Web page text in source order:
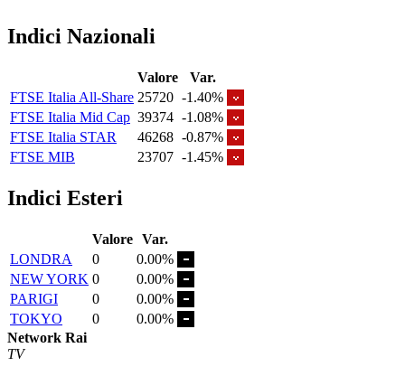
Indici Nazionali
Valore
Var.
FTSE Italia All-Share 25720 -1.40%
FTSE Italia Mid Cap 39374 -1.08%
FTSE Italia STAR
46268 -0.87%
FTSE MIB
23707 -1.45%
Indici Esteri
Valore Var.
LONDRA
0
0.00%
NEW YORK 0
0.00%
PARIGI
0
0.00%
TOKYO
0
0.00%
Network Rai
TV